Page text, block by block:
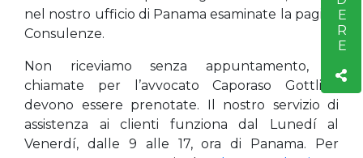
nel nostro ufficio di Panama esaminate la pagina
Consulenze.
Non riceviamo senza appuntamento, le
chiamate per l’avvocato Caporaso Gottlieb
devono essere prenotate. Il nostro servizio di
assistenza ai clienti funziona dal Lunedí al
Venerdí, dalle 9 alle 17, ora di Panama. Per